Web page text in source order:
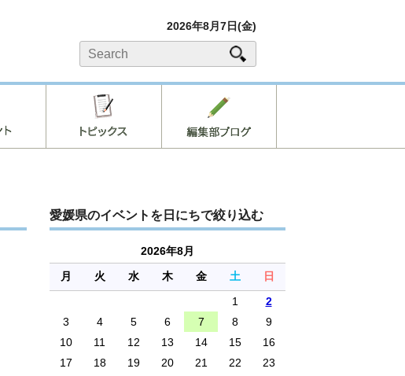
2026年8月7日(金)
愛媛県のイベントを日にちで絞り込む
2026年8月
月
火 水 木 金 土 日
1
2
3
4 5 6 7 8
9
10
11 12 13 14 15
16
17
18 19 20 21 22
23